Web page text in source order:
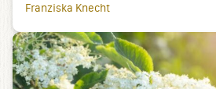
Franziska Knecht